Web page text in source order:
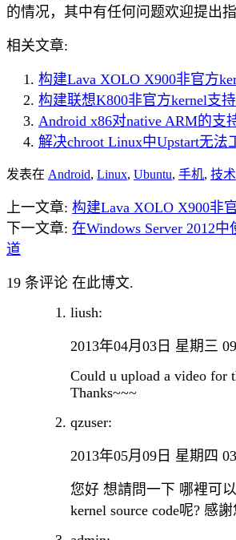
的情况，其中有任何问题欢迎提出
相关文章:
构建Lava XOLO X900非官方
构建联想K800非官方kernel支
Android x86对native ARM的支
解决chroot Linux中Upstart无法
发表在 Android, Linux, Ubuntu, 手机, 技术
上一文章: 构建Lava XOLO X900非
下一文章: 在Windows Server 2012
道
19 条评论 在此博文.
liush:
2013年04月03日 星期三
Could u upload a video for
Thanks~~~
qzuser:
2013年05月09日 星期四
您好 想請問一下 哪裡可
kernel source code呢? 感謝